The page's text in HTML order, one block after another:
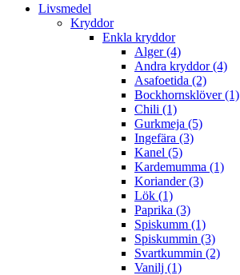
Livsmedel
Kryddor
Enkla kryddor
Alger (4)
Andra kryddor (4)
Asafoetida (2)
Bockhornsklöver (1)
Chili (1)
Gurkmeja (5)
Ingefära (3)
Kanel (5)
Kardemumma (1)
Koriander (3)
Lök (1)
Paprika (3)
Spiskumm (1)
Spiskummin (3)
Svartkummin (2)
Vanilj (1)